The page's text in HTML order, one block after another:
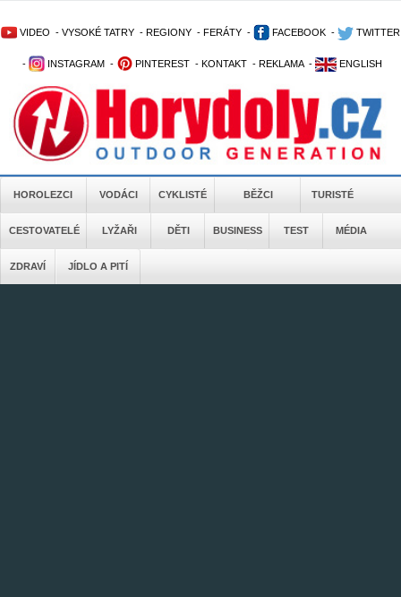
VIDEO - VYSOKÉ TATRY - REGIONY - FERÁTY - FACEBOOK - TWITTER
- INSTAGRAM - PINTEREST - KONTAKT - REKLAMA - ENGLISH
HOROLEZCI VODÁCI CYKLISTÉ BĚŽCI TURISTÉ
CESTOVATELÉ LYŽAŘI DĚTI BUSINESS TEST MÉDIA
ZDRAVÍ JÍDLO A PITÍ